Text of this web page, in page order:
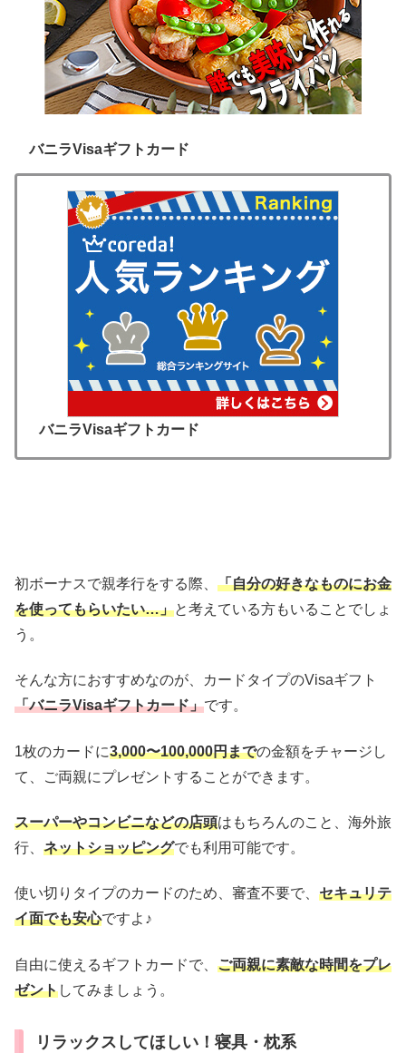
バニラVisaギフトカード
バニラVisaギフトカード
初ボーナスで親孝行をする際、 「自分の好きなものにお金
を使ってもらいたい…」と考えている方もいることでしょ
う。
そんな方におすすめなのが、カードタイプのVisaギフト
「バニラVisaギフトカード」です。
1枚のカードに3,000〜100,000円までの金額をチャージし
て、ご両親にプレゼントすることができます。
スーパーやコンビニなどの店頭はもちろんのこと、海外旅
行、 ネットショッピングでも利用可能です。
使い切りタイプのカードのため、審査不要で、 セキュリテ
イ面でも安心ですよ♪
自由に使えるギフトカードで、 ご両親に素敵な時間をプレ
ゼントしてみましょう。
リラックスしてほしい！寝具・枕系